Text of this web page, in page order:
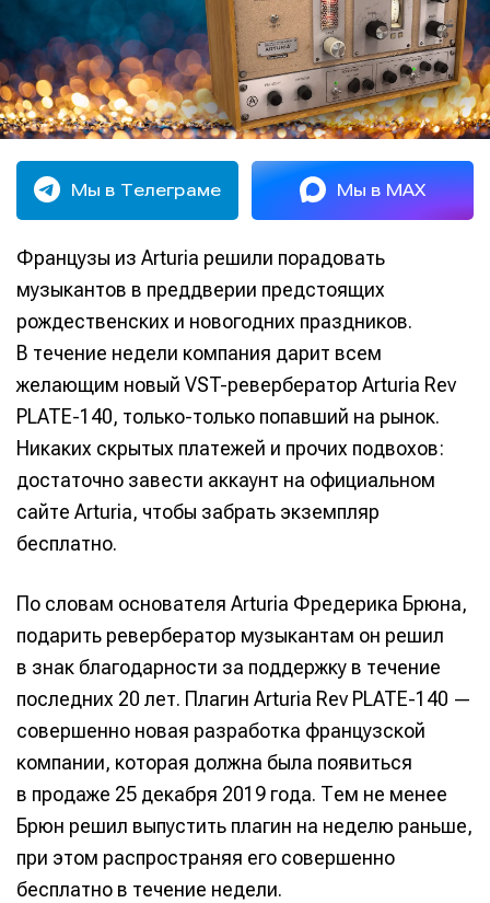
Мы в Телеграме Мы в MAX
Французы из Arturia решили порадовать
музыкантов в преддверии предстоящих
рождественских и новогодних праздников.
В течение недели компания дарит всем
желающим новый VST-ревербератор Arturia Rev
PLATE-140, только-только попавший на рынок.
Никаких скрытых платежей и прочих подвохов:
достаточно завести аккаунт на официальном
сайте Arturia, чтобы забрать экземпляр
бесплатно.
По словам основателя Arturia Фредерика Брюна,
подарить ревербератор музыкантам он решил
в знак благодарности за поддержку в течение
последних 20 лет. Плагин Arturia Rev PLATE-140 —
совершенно новая разработка французской
компании, которая должна была появиться
в продаже 25 декабря 2019 года. Тем не менее
Брюн решил выпустить плагин на неделю раньше,
при этом распространяя его совершенно
бесплатно в течение недели.